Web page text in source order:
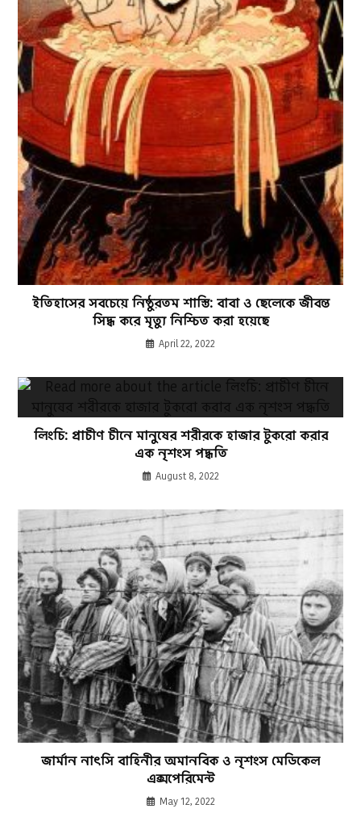
ইতিহাসের সবচেয়ে নিষ্ঠুরতম শাস্তি: বাবা ও ছেলেকে জীবন্ত
সিদ্ধ করে মৃত্যু নিশ্চিত করা হয়েছে
April 22, 2022
লিংচি: প্রাচীণ চীনে মানুষের শরীরকে হাজার টুকরো করার
এক নৃশংস পদ্ধতি
August 8, 2022
জার্মান নাৎসি বাহিনীর অমানবিক ও নৃশংস মেডিকেল
এক্সপেরিমেন্ট
May 12, 2022